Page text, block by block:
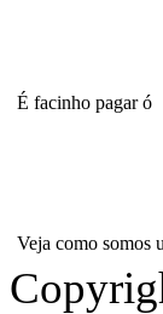
É facinho pagar ó
Veja como somos